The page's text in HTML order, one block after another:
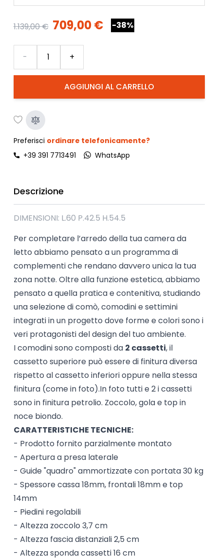
1.139,00 € 709,00 € -38%
AGGIUNGI AL CARRELLO
- +
Preferisci ordinare telefonicamente?
+39 391 7713491
WhatsApp
Descrizione
DIMENSIONI: L.60 P.42.5 H.54.5
Per completare l’arredo della tua camera da
letto abbiamo pensato a un programma di
complementi che rendano davvero unica la tua
zona notte. Oltre alla funzione estetica, abbiamo
pensato a quella pratica e contenitiva, studiando
una selezione di comò, comodini e settimini
integrati in un progetto dove forme e colori sono i
veri protagonisti del design del tuo ambiente.
I comodini sono composti da 2 cassetti, il
cassetto superiore può essere di finitura diversa
rispetto al cassetto inferiori oppure nella stessa
finitura (come in foto).In foto tutti e 2 i cassetti
sono in finitura petrolio. Zoccolo, gola e top in
noce biondo.
CARATTERISTICHE TECNICHE:
- Prodotto fornito parzialmente montato
- Apertura a presa laterale
- Guide "quadro" ammortizzate con portata 30 kg
- Spessore cassa 18mm, frontali 18mm e top
14mm
- Piedini regolabili
- Altezza zoccolo 3,7 cm
- Altezza fascia distanziali 2,5 cm
- Altezza sponda cassetti 16 cm